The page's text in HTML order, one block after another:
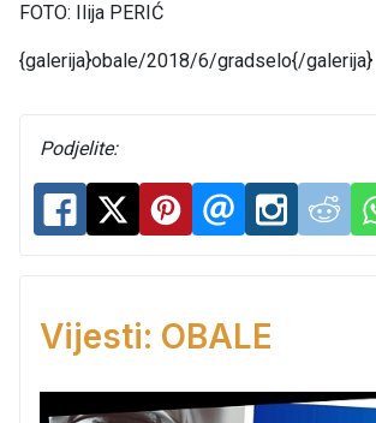
FOTO: Ilija PERIĆ
{galerija}obale/2018/6/gradselo{/galerija}
Podjelite:
Vijesti: OBALE